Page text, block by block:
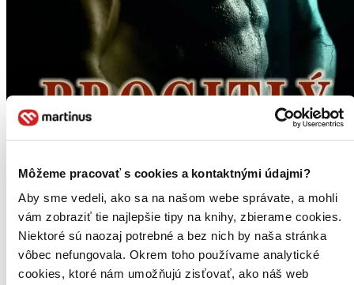
Môžeme pracovať s cookies a kontaktnými údajmi?
Aby sme vedeli, ako sa na našom webe správate, a mohli
vám zobraziť tie najlepšie tipy na knihy, zbierame cookies.
Niektoré sú naozaj potrebné a bez nich by naša stránka
vôbec nefungovala. Okrem toho používame analytické
cookies, ktoré nám umožňujú zisťovať, ako náš web